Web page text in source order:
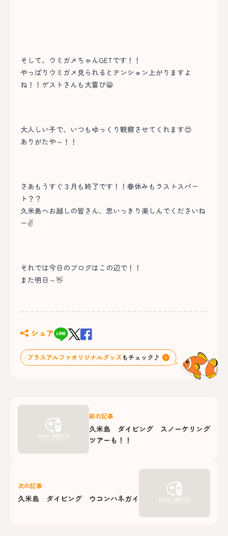
そして、ウミガメちゃんGETです！！
やっぱりウミガメ見られるとテンション上がりますよ
ね！！ゲストさんも大喜び😁
大人しい子で、いつもゆっくり観察させてくれます😍
ありがたや～！！
さあもうすぐ３月も終了です！！春休みもラストスパー
ト？？
久米島へお越しの皆さん、思いっきり楽しんでくださいね
ー✌
それでは今日のブログはこの辺で！！
また明日～👋
シェア
前の記事
久米島 ダイビング スノーケリング
ツアーも！！
次の記事
久米島 ダイビング ウコンハネガイ